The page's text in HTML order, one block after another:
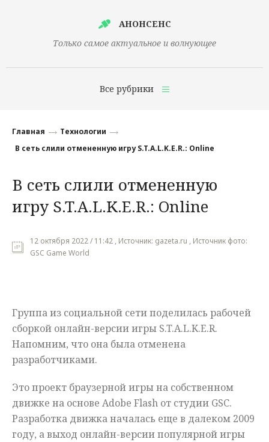
АНОНСЕНС
Только самое актуальное и волнующее
Все рубрики
Финансы
Наука
Культура
Общество
Происшествия
Главная
Технологии
В cеть слили отмененную игру S.T.A.L.K.E.R.: Online
В cеть слили отмененную
игру S.T.A.L.K.E.R.: Online
12 октября 2022 / 11:42 , Источник: gazeta.ru , Источник фото:
GSC Game World
Группа из социальной сети поделилась рабочей
сборкой онлайн-версии игры S.T.A.L.K.E.R.
Напомним, что она была отменена
разработчиками.
Это проект браузерной игры на собственном
движке на основе Adobe Flash от студии GSC.
Разработка движка началась еще в далеком 2009
году, а выход онлайн-версии популярной игры